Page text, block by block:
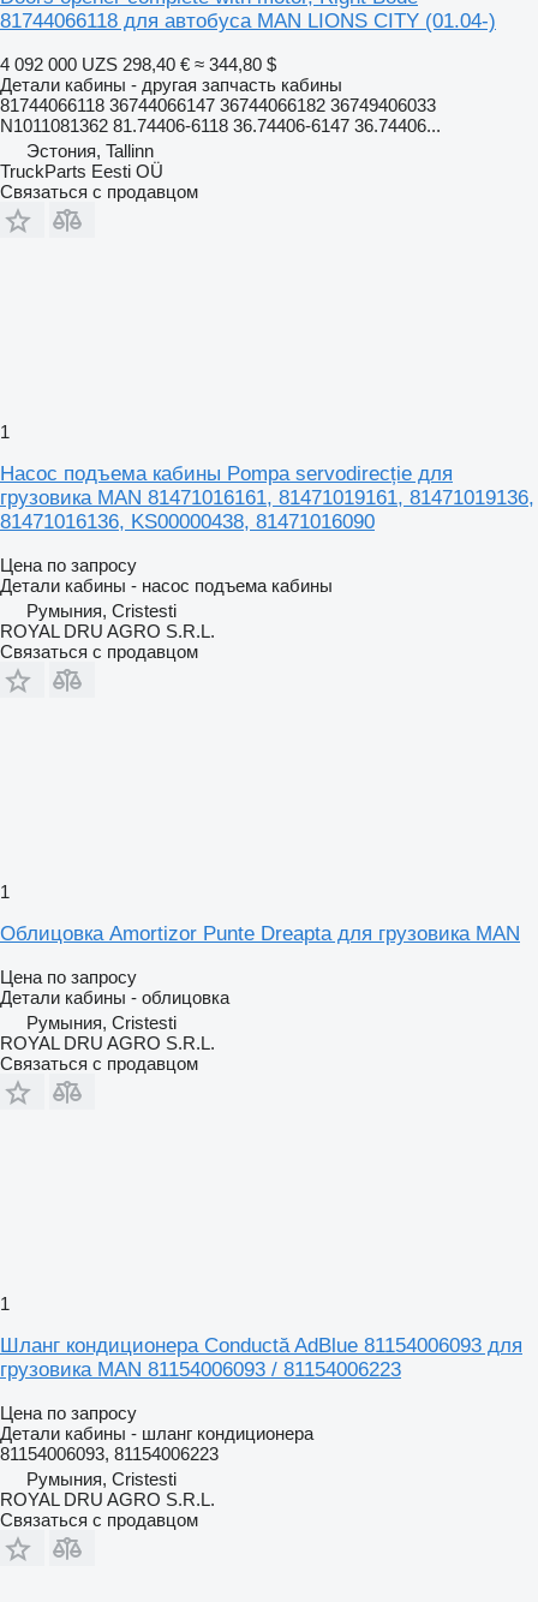
81744066118 для автобуса MAN LIONS CITY (01.04-)
4 092 000 UZS 298,40 € ≈ 344,80 $
Детали кабины - другая запчасть кабины
81744066118 36744066147 36744066182 36749406033
N1011081362 81.74406-6118 36.74406-6147 36.74406...
Эстония, Tallinn
TruckParts Eesti OÜ
Связаться с продавцом
1
Насос подъема кабины Pompa servodirecție для
грузовика MAN 81471016161, 81471019161, 81471019136,
81471016136, KS00000438, 81471016090
Цена по запросу
Детали кабины - насос подъема кабины
Румыния, Cristesti
ROYAL DRU AGRO S.R.L.
Связаться с продавцом
1
Облицовка Amortizor Punte Dreapta для грузовика MAN
Цена по запросу
Детали кабины - облицовка
Румыния, Cristesti
ROYAL DRU AGRO S.R.L.
Связаться с продавцом
1
Шланг кондиционера Conductă AdBlue 81154006093 для
грузовика MAN 81154006093 / 81154006223
Цена по запросу
Детали кабины - шланг кондиционера
81154006093, 81154006223
Румыния, Cristesti
ROYAL DRU AGRO S.R.L.
Связаться с продавцом